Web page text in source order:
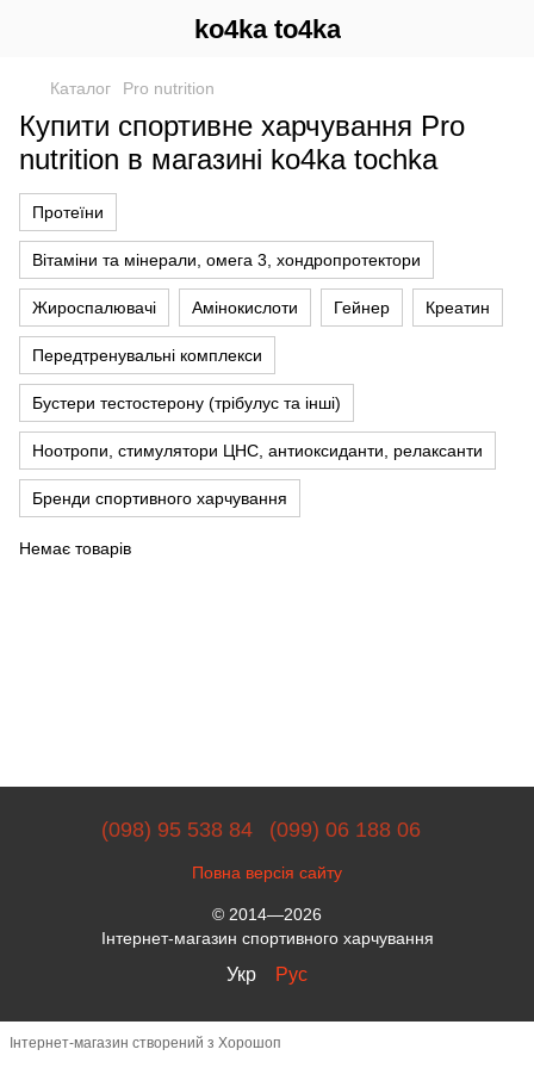
ko4ka to4ka
Каталог Pro nutrition
Купити спортивне харчування Pro
nutrition в магазині ko4ka tochka
Протеїни
Вітаміни та мінерали, омега 3, хондропротектори
Жироспалювачі Амінокислоти Гейнер Креатин
Передтренувальні комплекси
Бустери тестостерону (трібулус та інші)
Ноотропи, стимулятори ЦНС, антиоксиданти, релаксанти
Бренди спортивного харчування
Немає товарів
(098) 95 538 84 (099) 06 188 06
Повна версія сайту
© 2014—2026
Інтернет-магазин спортивного харчування
Укр Рус
Інтернет-магазин створений з Хорошоп